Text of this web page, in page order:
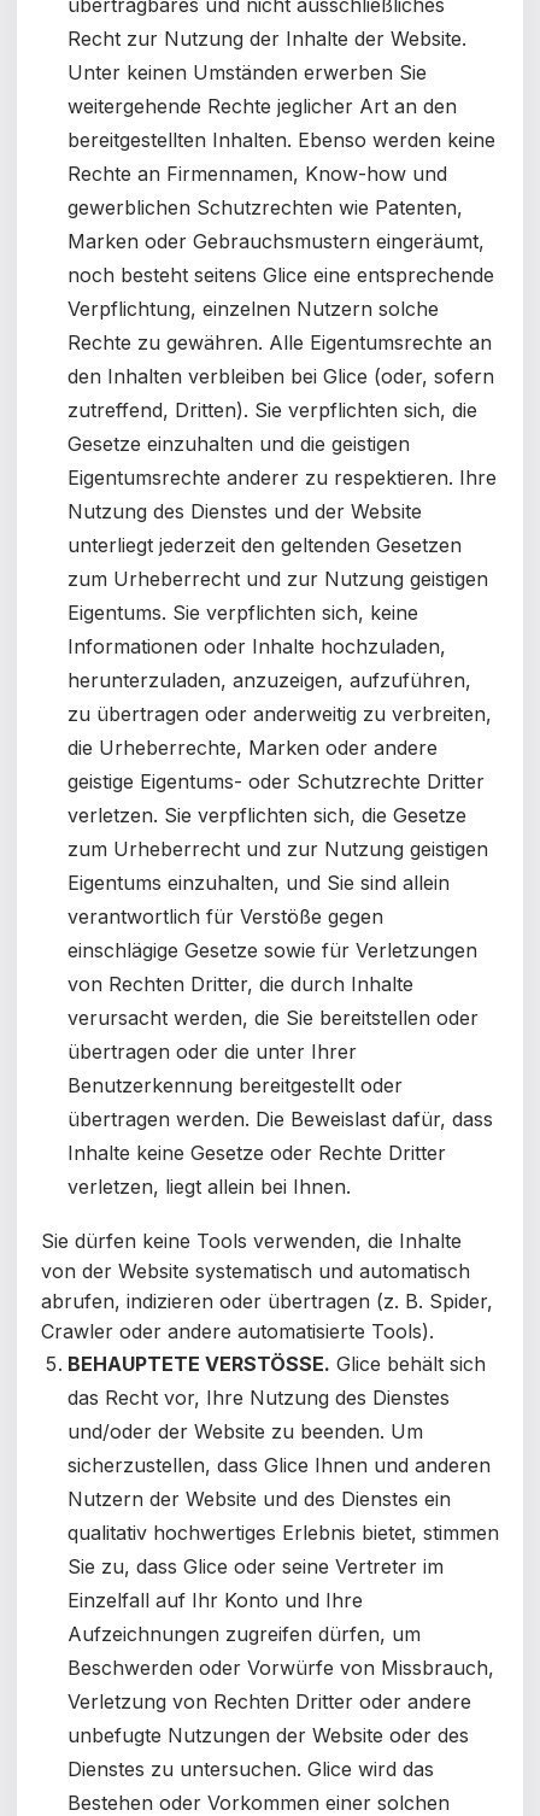
Recht zur Nutzung der Inhalte der Website.
Unter keinen Umständen erwerben Sie
weitergehende Rechte jeglicher Art an den
bereitgestellten Inhalten. Ebenso werden keine
Rechte an Firmennamen, Know-how und
gewerblichen Schutzrechten wie Patenten,
Marken oder Gebrauchsmustern eingeräumt,
noch besteht seitens Glice eine entsprechende
Verpflichtung, einzelnen Nutzern solche
Rechte zu gewähren. Alle Eigentumsrechte an
den Inhalten verbleiben bei Glice (oder, sofern
zutreffend, Dritten). Sie verpflichten sich, die
Gesetze einzuhalten und die geistigen
Eigentumsrechte anderer zu respektieren. Ihre
Nutzung des Dienstes und der Website
unterliegt jederzeit den geltenden Gesetzen
zum Urheberrecht und zur Nutzung geistigen
Eigentums. Sie verpflichten sich, keine
Informationen oder Inhalte hochzuladen,
herunterzuladen, anzuzeigen, aufzuführen,
zu übertragen oder anderweitig zu verbreiten,
die Urheberrechte, Marken oder andere
geistige Eigentums- oder Schutzrechte Dritter
verletzen. Sie verpflichten sich, die Gesetze
zum Urheberrecht und zur Nutzung geistigen
Eigentums einzuhalten, und Sie sind allein
verantwortlich für Verstöße gegen
einschlägige Gesetze sowie für Verletzungen
von Rechten Dritter, die durch Inhalte
verursacht werden, die Sie bereitstellen oder
übertragen oder die unter Ihrer
Benutzerkennung bereitgestellt oder
übertragen werden. Die Beweislast dafür, dass
Inhalte keine Gesetze oder Rechte Dritter
verletzen, liegt allein bei Ihnen.
Sie dürfen keine Tools verwenden, die Inhalte
von der Website systematisch und automatisch
abrufen, indizieren oder übertragen (z. B. Spider,
Crawler oder andere automatisierte Tools).
BEHAUPTETE VERSTÖSSE. Glice behält sich
das Recht vor, Ihre Nutzung des Dienstes
und/oder der Website zu beenden. Um
sicherzustellen, dass Glice Ihnen und anderen
Nutzern der Website und des Dienstes ein
qualitativ hochwertiges Erlebnis bietet, stimmen
Sie zu, dass Glice oder seine Vertreter im
Einzelfall auf Ihr Konto und Ihre
Aufzeichnungen zugreifen dürfen, um
Beschwerden oder Vorwürfe von Missbrauch,
Verletzung von Rechten Dritter oder andere
unbefugte Nutzungen der Website oder des
Dienstes zu untersuchen. Glice wird das
Bestehen oder Vorkommen einer solchen